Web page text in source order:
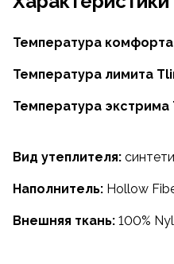
Температура
Температура лимита
Температура экстрима
Вид утеплителя:
Наполнитель: Hollow
Внешняя ткань: 100%